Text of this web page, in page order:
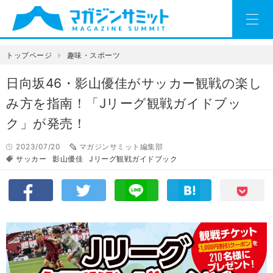
トップページ 趣味・スポーツ
日向坂46・影山優佳がサッカー観戦の楽し
み方を指南！「Jリーグ観戦ガイドブッ
ク」が発売！
2023/07/20
マガジンサミット編集部
サッカー
影山優佳 Jリーグ観戦ガイドブック